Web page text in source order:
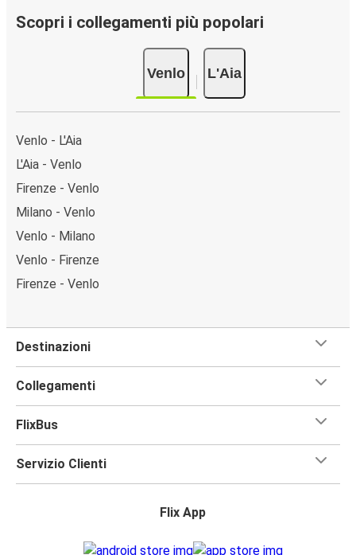
Scopri i collegamenti più popolari
Venlo L'Aia
Venlo - L'Aia
L'Aia - Venlo
Firenze - Venlo
Milano - Venlo
Venlo - Milano
Venlo - Firenze
Firenze - Venlo
Destinazioni
Collegamenti
FlixBus
Servizio Clienti
Flix App